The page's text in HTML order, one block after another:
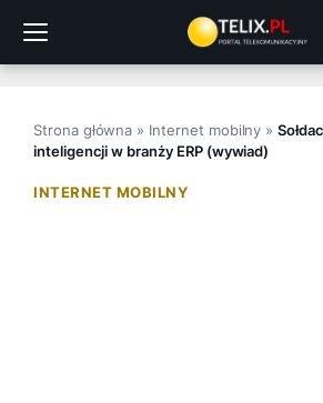
treści
Strona główna » Internet mobilny »
inteligencji w branży ERP (wywiad)
INTERNET MOBILNY